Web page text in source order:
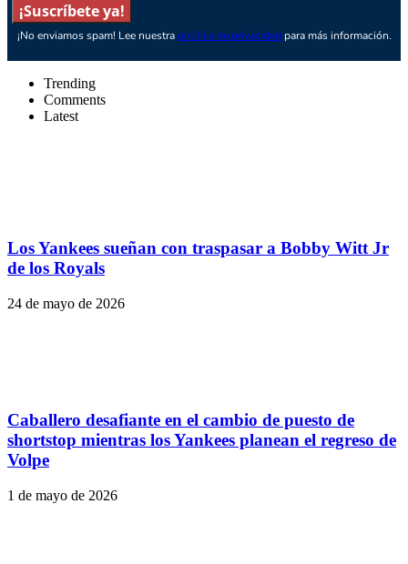
¡Suscríbete ya!
¡No enviamos spam! Lee nuestra política de privacidad para más información.
Trending
Comments
Latest
Los Yankees sueñan con traspasar a Bobby Witt Jr
de los Royals
24 de mayo de 2026
Caballero desafiante en el cambio de puesto de
shortstop mientras los Yankees planean el regreso de
Volpe
1 de mayo de 2026